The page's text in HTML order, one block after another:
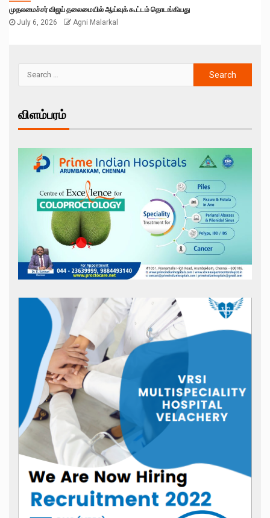
முதலமைச்சர் விஜய் தலைமையில் ஆய்வுக் கூட்டம் தொடங்கியது
July 6, 2026
Agni Malarkal
விளம்பரம்